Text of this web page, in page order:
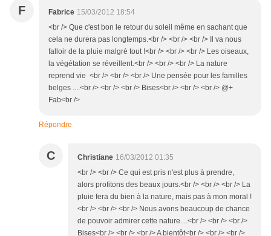
F Fabrice 15/03/2012 18:54
<br /> Que c'est bon le retour du soleil même en sachant que
cela ne durera pas longtemps.<br /> <br /> <br /> Il va nous
falloir de la pluie malgrè tout !<br /> <br /> <br /> Les oiseaux,
la végétation se réveillent.<br /> <br /> <br /> La nature
reprend vie <br /> <br /> <br /> Une pensée pour les familles
belges ....<br /> <br /> <br /> Bises<br /> <br /> <br /> @+
Fab<br />
Répondre
C Christiane 16/03/2012 01:35
<br /> <br /> Ce qui est pris n'est plus à prendre,
alors profitons des beaux jours.<br /> <br /> <br /> La
pluie fera du bien à la nature, mais pas à mon moral !
<br /> <br /> <br /> Nous avons beaucoup de chance
de pouvoir admirer cette nature....<br /> <br /> <br />
Bises<br /> <br /> <br /> A bientôt<br /> <br /> <br />